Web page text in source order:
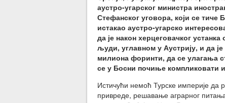
аустро-угарског министра
Стефанског уговора, који се
истакао аустро-угарско
да је након херцеговачког
људи, углавном у Аустрију, и да
милиона форинти, да се улагања
се у Босни почиње компликовати
Истичући немоћ Турске империје
привреде, решавање аграрног